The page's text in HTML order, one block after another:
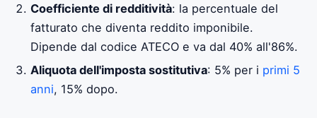
Coefficiente di redditività: la percentuale del
fatturato che diventa reddito imponibile.
Dipende dal codice ATECO e va dal 40% all'86%.
Aliquota dell'imposta sostitutiva: 5% per i primi 5
anni, 15% dopo.